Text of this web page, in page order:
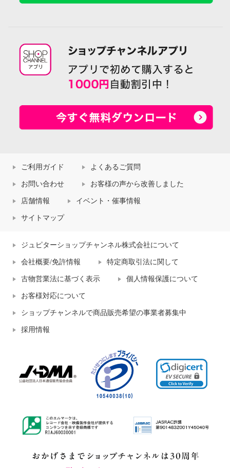
ご利用ガイド よくあるご質問
お問い合わせ お客様の声から改善しました
店舗情報 イベント・催事情報
サイトマップ
ジュピターショップチャンネル株式会社について
会社概要/免許情報 特定商取引法に関して
古物営業法に基づく表示 個人情報保護について
お客様対応について
ショップチャンネルで商品販売希望の事業者募集中
採用情報